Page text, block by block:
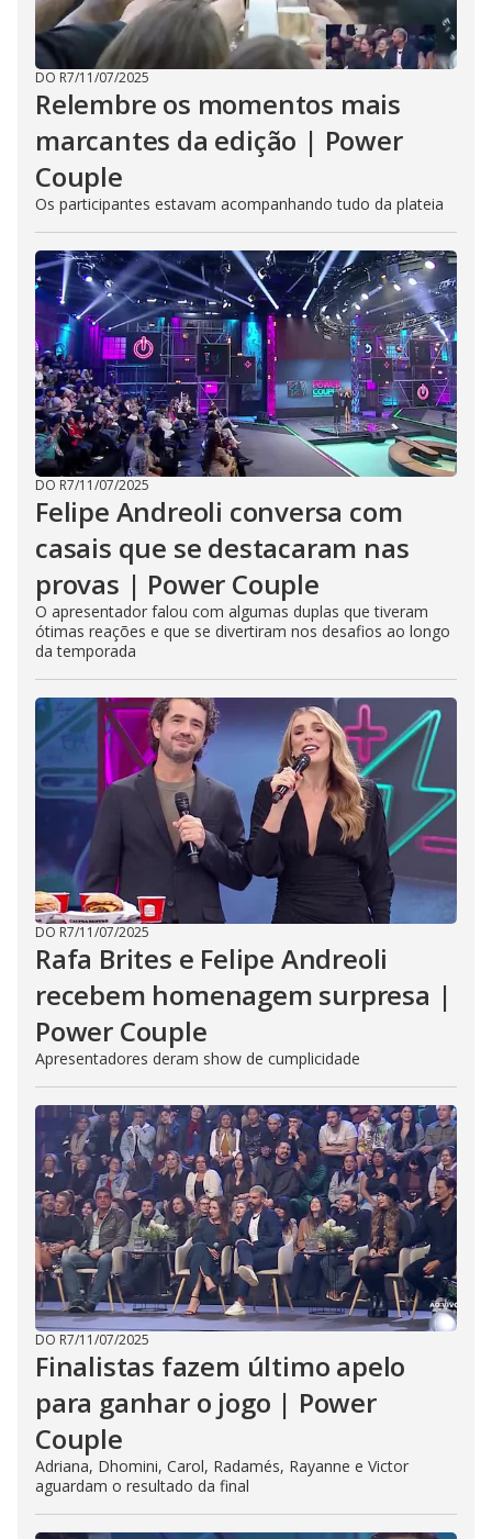
DO R7/11/07/2025
Relembre os momentos mais
marcantes da edição | Power
Couple
Os participantes estavam acompanhando tudo da plateia
DO R7/11/07/2025
Felipe Andreoli conversa com
casais que se destacaram nas
provas | Power Couple
O apresentador falou com algumas duplas que tiveram
ótimas reações e que se divertiram nos desafios ao longo
da temporada
DO R7/11/07/2025
Rafa Brites e Felipe Andreoli
recebem homenagem surpresa |
Power Couple
Apresentadores deram show de cumplicidade
DO R7/11/07/2025
Finalistas fazem último apelo
para ganhar o jogo | Power
Couple
Adriana, Dhomini, Carol, Radamés, Rayanne e Victor
aguardam o resultado da final